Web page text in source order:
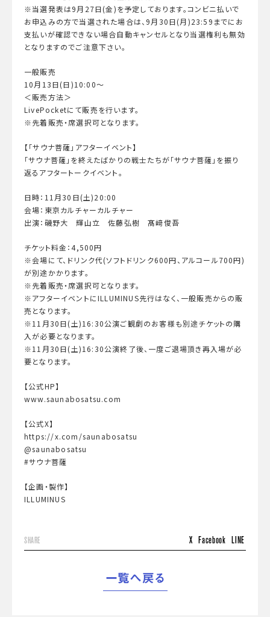
※当選発表は9月27日(金)を予定しております。コンビニ払いで
お申込みの方で当選された場合は、9月30日(月)23:59までにお
支払いが確認できない場合自動キャンセルとなり当選権利も無効
となりますのでご注意下さい。
一般販売
10月13日(日)10:00～
＜販売方法＞
LivePocketにて販売を行います。
※先着販売・席選択可となります。
【「サウナ菩薩」アフターイベント】
「サウナ菩薩」を終えたばかりの戦士たちが「サウナ菩薩」を振り
返るアフタートークイベント。
日時：11月30日(土)20:00
会場：東京カルチャーカルチャー
出演：磯野大 輝山立 佐藤弘樹 髙﨑俊吾
チケット料金：4,500円
※会場にて、ドリンク代(ソフトドリンク600円、アルコール700円)
が別途かかります。
※先着販売・席選択可となります。
※アフターイベントにILLUMINUS先行はなく、一般販売からの販
売となります。
※11月30日(土)16:30公演ご観劇のお客様も別途チケットの購
入が必要となります。
※11月30日(土)16:30公演終了後、一度ご退場頂き再入場が必
要となります。
【公式HP】
www.saunabosatsu.com
【公式X】
https://x.com/saunabosatsu
@saunabosatsu
#サウナ菩薩
【企画・製作】
ILLUMINUS
SHARE X Facebook LINE
一覧へ戻る